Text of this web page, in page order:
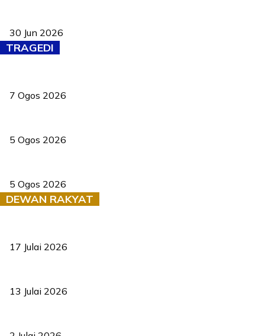
30 Jun 2026
TRAGEDI
7 Ogos 2026
5 Ogos 2026
5 Ogos 2026
DEWAN RAKYAT
17 Julai 2026
13 Julai 2026